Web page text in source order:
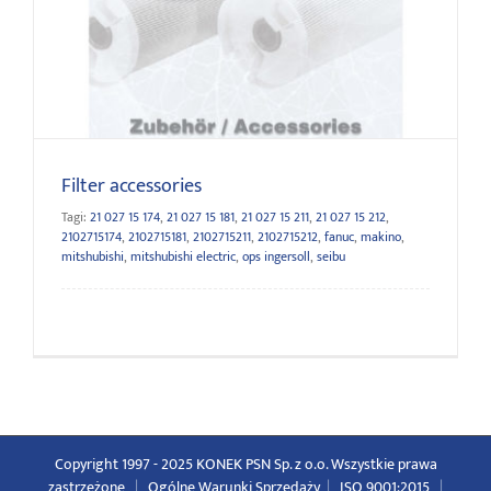
Filter accessories
Tagi: 21 027 15 174, 21 027 15 181, 21 027 15 211, 21 027 15 212,
2102715174, 2102715181, 2102715211, 2102715212, fanuc, makino,
mitshubishi, mitshubishi electric, ops ingersoll, seibu
Copyright 1997 - 2025 KONEK PSN Sp. z o.o. Wszystkie prawa